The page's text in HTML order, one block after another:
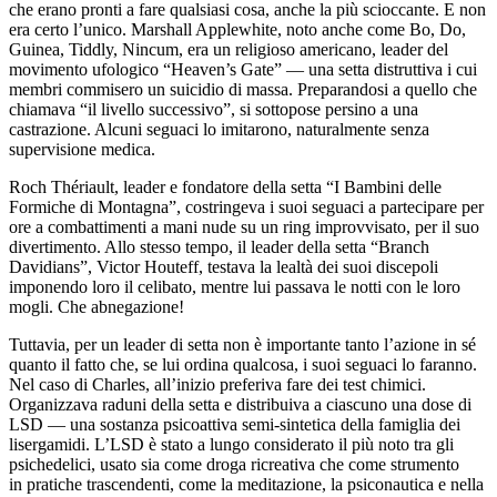
che erano pronti a fare qualsiasi cosa, anche la più scioccante. E non
era certo l’unico. Marshall Applewhite, noto anche come Bo, Do,
Guinea, Tiddly, Nincum, era un religioso americano, leader del
movimento ufologico “Heaven’s Gate” — una setta distruttiva i cui
membri commisero un suicidio di massa. Preparandosi a quello che
chiamava “il livello successivo”, si sottopose persino a una
castrazione. Alcuni seguaci lo imitarono, naturalmente senza
supervisione medica.
Roch Thériault, leader e fondatore della setta “I Bambini delle
Formiche di Montagna”, costringeva i suoi seguaci a partecipare per
ore a combattimenti a mani nude su un ring improvvisato, per il suo
divertimento. Allo stesso tempo, il leader della setta “Branch
Davidians”, Victor Houteff, testava la lealtà dei suoi discepoli
imponendo loro il celibato, mentre lui passava le notti con le loro
mogli. Che abnegazione!
Tuttavia, per un leader di setta non è importante tanto l’azione in sé
quanto il fatto che, se lui ordina qualcosa, i suoi seguaci lo faranno.
Nel caso di Charles, all’inizio preferiva fare dei test chimici.
Organizzava raduni della setta e distribuiva a ciascuno una dose di
LSD — una sostanza psicoattiva semi-sintetica della famiglia dei
lisergamidi. L’LSD è stato a lungo considerato il più noto tra gli
psichedelici, usato sia come droga ricreativa che come strumento
in pratiche trascendenti, come la meditazione, la psiconautica e nella